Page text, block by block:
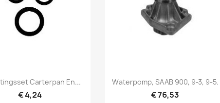
Snel bekijken
Carterpan En...
€ 4,24
Snel bekijken
Waterpomp, SAAB 900, 9-3, 9-5.
€ 76,53